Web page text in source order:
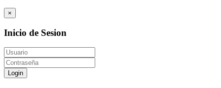
×
Inicio de Sesion
Login